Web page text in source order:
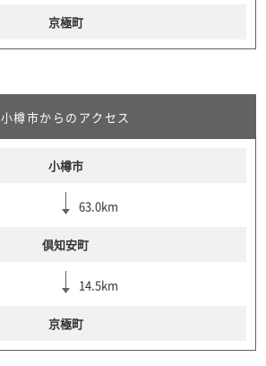
京極町
小樽市からのアクセス
小樽市
63.0km
倶知安町
14.5km
京極町